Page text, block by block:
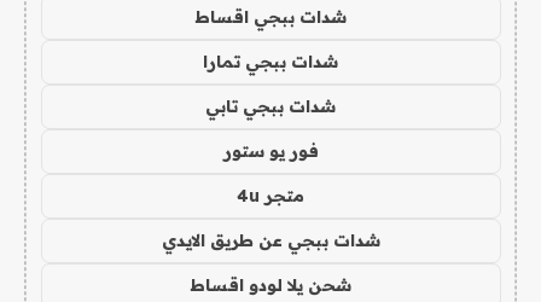
شدات ببجي اقساط
شدات ببجي تمارا
شدات ببجي تابي
فور يو ستور
متجر 4u
شدات ببجي عن طريق الايدي
شحن يلا لودو اقساط